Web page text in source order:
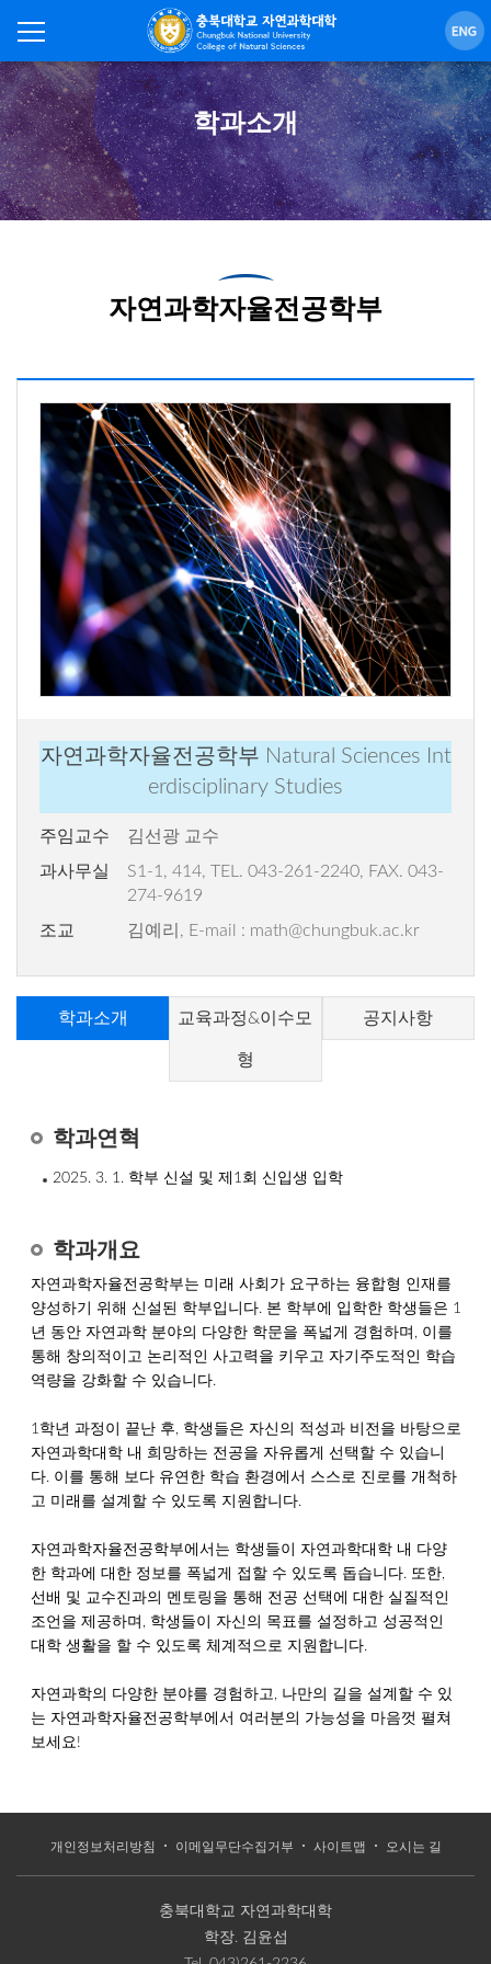
학과소개
자연과학자율전공학부
자연과학자율전공학부 Natural Sciences Int
erdisciplinary Studies
주임교수
김선광 교수
과사무실
S1-1, 414, TEL. 043-261-2240, FAX. 043-
274-9619
조교
김예리, E-mail : math@chungbuk.ac.kr
학과소개 교육과정&이수모
형
공지사항
학과연혁
2025. 3. 1. 학부 신설 및 제1회 신입생 입학
학과개요
자연과학자율전공학부는 미래 사회가 요구하는 융합형 인재를
양성하기 위해 신설된 학부입니다. 본 학부에 입학한 학생들은 1
년 동안 자연과학 분야의 다양한 학문을 폭넓게 경험하며, 이를
통해 창의적이고 논리적인 사고력을 키우고 자기주도적인 학습
역량을 강화할 수 있습니다.
1학년 과정이 끝난 후, 학생들은 자신의 적성과 비전을 바탕으로
자연과학대학 내 희망하는 전공을 자유롭게 선택할 수 있습니
다. 이를 통해 보다 유연한 학습 환경에서 스스로 진로를 개척하
고 미래를 설계할 수 있도록 지원합니다.
자연과학자율전공학부에서는 학생들이 자연과학대학 내 다양
한 학과에 대한 정보를 폭넓게 접할 수 있도록 돕습니다. 또한,
선배 및 교수진과의 멘토링을 통해 전공 선택에 대한 실질적인
조언을 제공하며, 학생들이 자신의 목표를 설정하고 성공적인
대학 생활을 할 수 있도록 체계적으로 지원합니다.
자연과학의 다양한 분야를 경험하고, 나만의 길을 설계할 수 있
는 자연과학자율전공학부에서 여러분의 가능성을 마음껏 펼쳐
보세요!
개인정보처리방침 이메일무단수집거부 사이트맵 오시는 길
충북대학교 자연과학대학
학장. 김윤섭